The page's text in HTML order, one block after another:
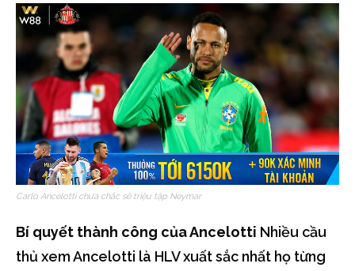
Carlo Ancelotti chưa chắc sẽ triệu tập Neymar
Bí quyết thành công của Ancelotti Nhiều cầu
thủ xem Ancelotti là HLV xuất sắc nhất họ từng